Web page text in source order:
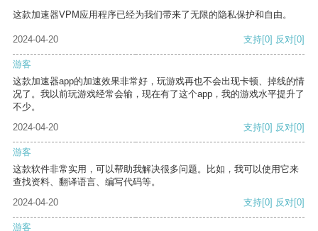
这款加速器VPM应用程序已经为我们带来了无限的隐私保护和自由。
2024-04-20 支持[0] 反对[0]
游客
这款加速器app的加速效果非常好，玩游戏再也不会出现卡顿、掉线的情
况了。我以前玩游戏经常会输，现在有了这个app，我的游戏水平提升了
不少。
2024-04-20
支持[0] 反对[0]
游客
这款软件非常实用，可以帮助我解决很多问题。比如，我可以使用它来
查找资料、翻译语言、编写代码等。
2024-04-20
支持[0] 反对[0]
游客